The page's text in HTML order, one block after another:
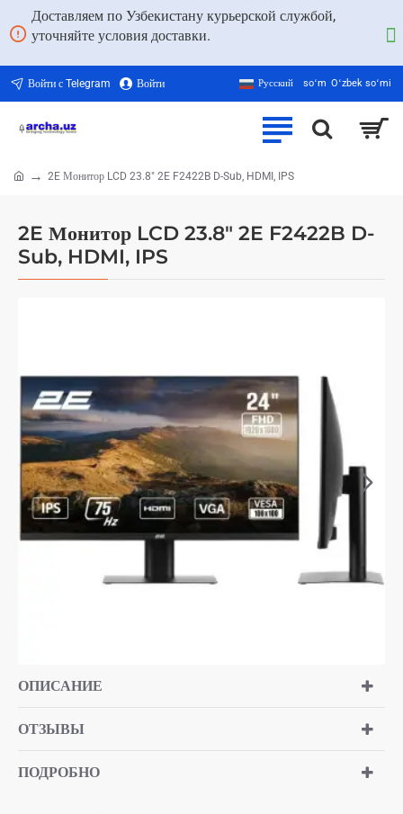
Доставляем по Узбекистану курьерской службой,
уточняйте условия доставки.
Войти с Telegram Войти Русский soʻm Oʻzbek soʻmi
2E Монитор LCD 23.8" 2E F2422B D-
Sub, HDMI, IPS
2E Монитор LCD 23.8" 2E F2422B D-Sub, HDMI, IPS
ОПИСАНИЕ
ОТЗЫВЫ
ПОДРОБНО